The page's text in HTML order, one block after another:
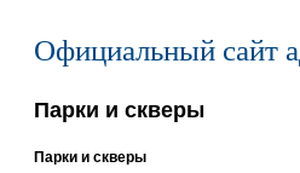
Официальный сайт
Парки и скверы
Парки и скверы